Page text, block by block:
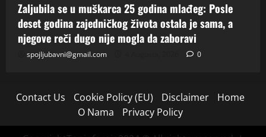
Zaljubila se u muškarca 25 godina mlađeg: Posle
deset godina zajedničkog života ostala je sama, a
njegove reči dugo nije mogla da zaboravi
spojljubavni@gmail.com 0
Contact Us Cookie Policy (EU) Disclaimer
Home
O Nama
Privacy Policy